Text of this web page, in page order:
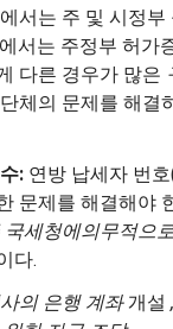
서는 주 및 시정
서는 주정부 허가
다른 경우가 많은
체의 문제를 해결
: 연방 납세자 번
문제를 해결해야
국세청에의무적으
다.
의 은행 계좌개설